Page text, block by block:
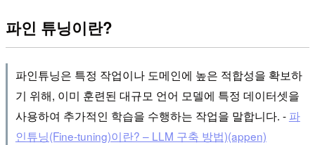
파인 튜닝이란?
파인튜닝은 특정 작업이나 도메인에 높은 적합성을 확보하
기 위해, 이미 훈련된 대규모 언어 모델에 특정 데이터셋을
사용하여 추가적인 학습을 수행하는 작업을 말합니다. - 파
인튜닝(Fine-tuning)이란? – LLM 구축 방법)(appen)